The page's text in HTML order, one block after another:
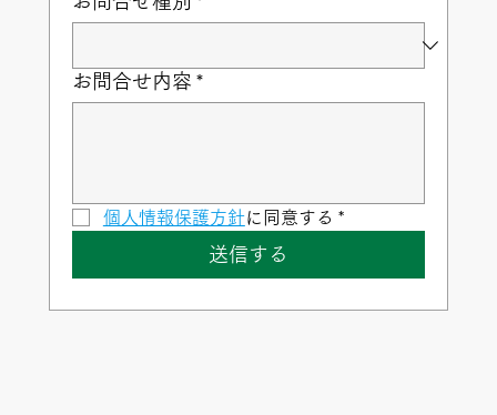
お問合せ内容 *
個人情報保護方針に同意する *
送信する